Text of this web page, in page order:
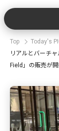
Top
Today's
リアルとバーチ
Field」の販売が